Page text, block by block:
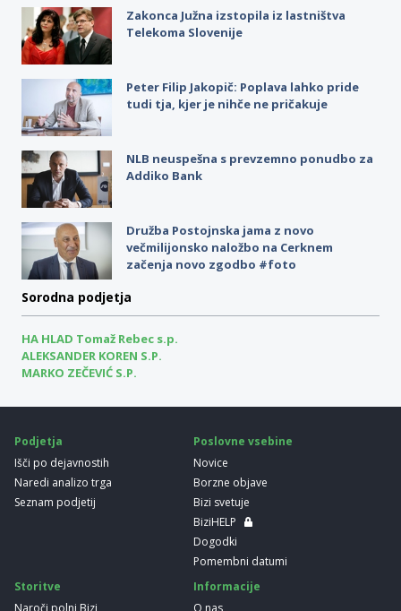
Zakonca Južna izstopila iz lastništva
Telekoma Slovenije
Peter Filip Jakopič: Poplava lahko pride
tudi tja, kjer je nihče ne pričakuje
NLB neuspešna s prevzemno ponudbo za
Addiko Bank
Družba Postojnska jama z novo
večmilijonsko naložbo na Cerknem
začenja novo zgodbo #foto
Sorodna podjetja
HA HLAD Tomaž Rebec s.p.
ALEKSANDER KOREN S.P.
MARKO ZEČEVIĆ S.P.
Podjetja
Išči po dejavnostih
Naredi analizo trga
Seznam podjetij
Poslovne vsebine
Novice
Borzne objave
Bizi svetuje
BiziHELP
Dogodki
Pomembni datumi
Storitve
Naroči polni Bizi
Informacije
O nas